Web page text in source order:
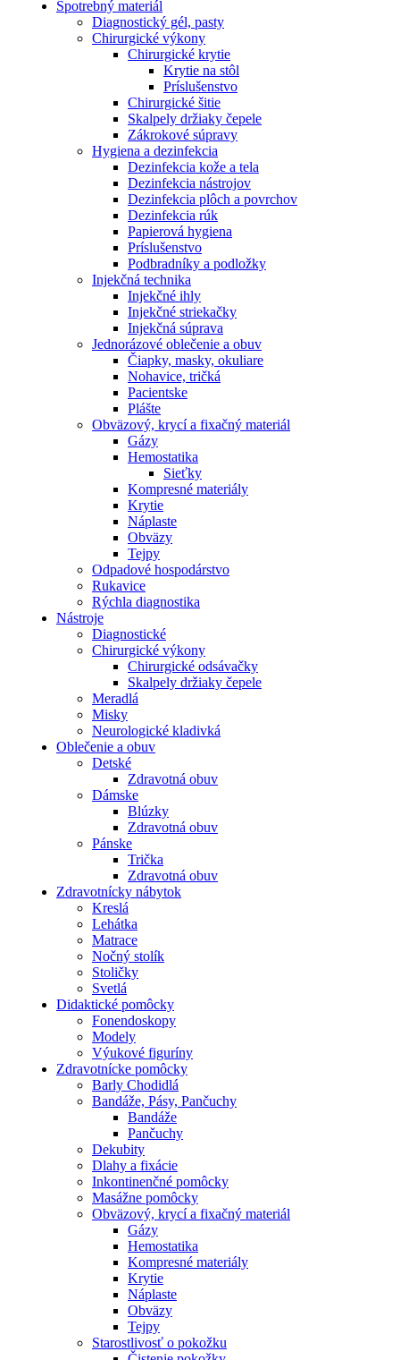
Spotrebný materiál
Diagnostický gél, pasty
Chirurgické výkony
Chirurgické krytie
Krytie na stôl
Príslušenstvo
Chirurgické šitie
Skalpely držiaky čepele
Zákrokové súpravy
Hygiena a dezinfekcia
Dezinfekcia kože a tela
Dezinfekcia nástrojov
Dezinfekcia plôch a povrchov
Dezinfekcia rúk
Papierová hygiena
Príslušenstvo
Podbradníky a podložky
Injekčná technika
Injekčné ihly
Injekčné striekačky
Injekčná súprava
Jednorázové oblečenie a obuv
Čiapky, masky, okuliare
Nohavice, tričká
Pacientske
Plášte
Obväzový, krycí a fixačný materiál
Gázy
Hemostatika
Sieťky
Kompresné materiály
Krytie
Náplaste
Obväzy
Tejpy
Odpadové hospodárstvo
Rukavice
Rýchla diagnostika
Nástroje
Diagnostické
Chirurgické výkony
Chirurgické odsávačky
Skalpely držiaky čepele
Meradlá
Misky
Neurologické kladivká
Oblečenie a obuv
Detské
Zdravotná obuv
Dámske
Blúzky
Zdravotná obuv
Pánske
Trička
Zdravotná obuv
Zdravotnícky nábytok
Kreslá
Lehátka
Matrace
Nočný stolík
Stoličky
Svetlá
Didaktické pomôcky
Fonendoskopy
Modely
Výukové figuríny
Zdravotnícke pomôcky
Barly Chodidlá
Bandáže, Pásy, Pančuchy
Bandáže
Pančuchy
Dekubity
Dlahy a fixácie
Inkontinenčné pomôcky
Masážne pomôcky
Obväzový, krycí a fixačný materiál
Gázy
Hemostatika
Kompresné materiály
Krytie
Náplaste
Obväzy
Tejpy
Starostlivosť o pokožku